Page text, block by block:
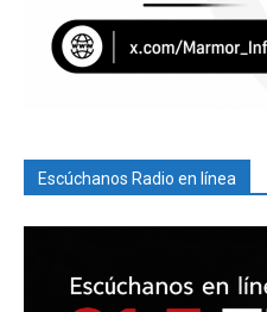
Escúchanos Radio en línea